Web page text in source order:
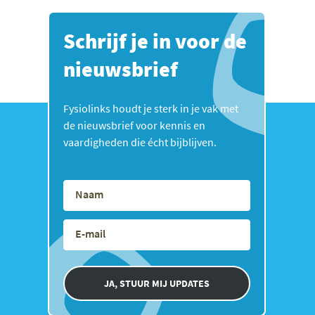
Schrijf je in voor de
nieuwsbrief
Fysiolinks houdt je sterk in je vak met
de nieuwsbrief voor kennis en
vaardigheden die écht bijblijven.
JA, STUUR MIJ UPDATES